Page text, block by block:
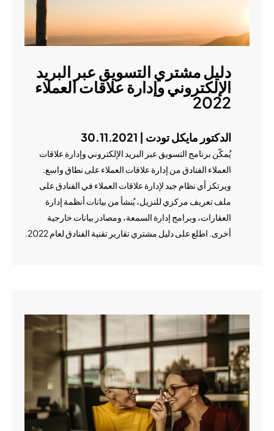
دليل مشتري التسويق عبر البريد
الإلكتروني وإدارة علاقات العملاء
2022
الدكتور مايكل تودت | 30.11.2021
يُمكّن برنامج التسويق عبر البريد الإلكتروني وإدارة علاقات
العملاء الفنادق من إدارة علاقات العملاء على نطاق واسع.
ويرتكز أي نظام جيد لإدارة علاقات العملاء في الفنادق على
ملف تعريف مركزي للنزيل، يُنشأ من بيانات أنظمة إدارة
العقارات، وبرامج إدارة السمعة، ومصادر بيانات خارجية
أخرى. اطلع على دليل مشتري تقارير تقنية الفنادق لعام 2022.